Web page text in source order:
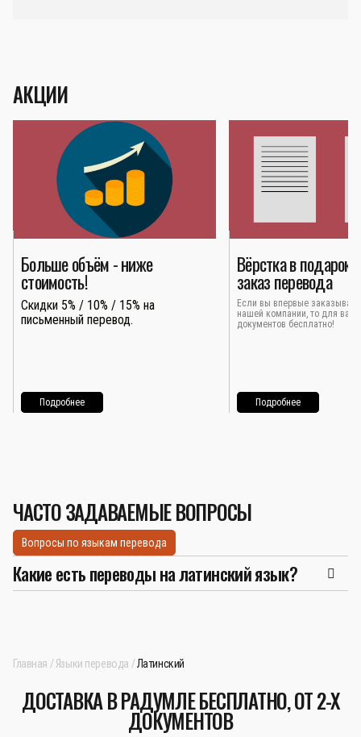
АКЦИИ
Больше объём - ниже
стоимость!
Скидки 5% / 10% / 15% на
письменный перевод.
Подробнее
Вёрстка в подарок
заказ перевода
Если вы впервые
нашей компании, то для вас
документов бесплатно!
Подробнее
ЧАСТО ЗАДАВАЕМЫЕ ВОПРОСЫ
Вопросы по языкам перевода
Какие есть переводы на латинский язык?
Главная Языки перевода Латинский
ДОСТАВКА В РАДУМЛЕ БЕСПЛАТНО, ОТ 2-Х
ДОКУМЕНТОВ